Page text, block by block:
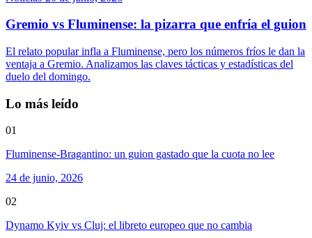
Gremio vs Fluminense: la pizarra que enfría el guion
El relato popular infla a Fluminense, pero los números fríos le dan la
ventaja a Gremio. Analizamos las claves tácticas y estadísticas del
duelo del domingo.
Lo más leído
01
Fluminense-Bragantino: un guion gastado que la cuota no lee
24 de junio, 2026
02
Dynamo Kyiv vs Cluj: el libreto europeo que no cambia